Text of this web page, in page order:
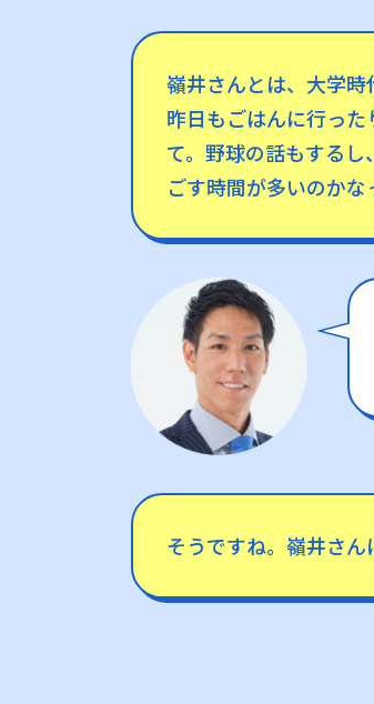
嶺井さんとは、大学時
昨日もごはんに行っ
て。野球の話もする
ごす時間が多いのかな
そうですね。嶺井さん